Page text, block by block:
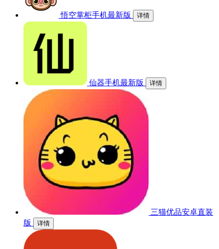
悟空掌柜手机最新版 详情
仙器手机最新版 详情
三猫优品安卓直装
版
详情